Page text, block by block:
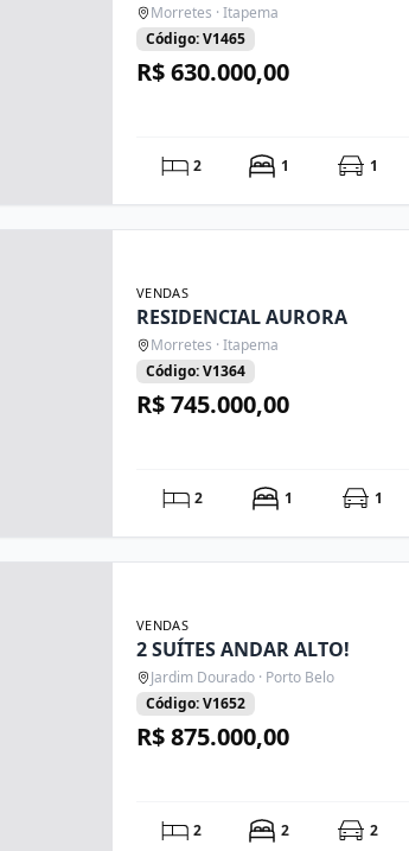
Morretes · Itapema
Código: V1465
R$ 630.000,00
2 1 1
VENDAS
RESIDENCIAL AURORA
Morretes · Itapema
Código: V1364
R$ 745.000,00
2 1 1
VENDAS
2 SUÍTES ANDAR ALTO!
Jardim Dourado · Porto Belo
Código: V1652
R$ 875.000,00
2 2 2